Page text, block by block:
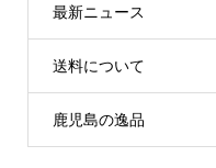
最新ニュース
送料について
鹿児島の逸品